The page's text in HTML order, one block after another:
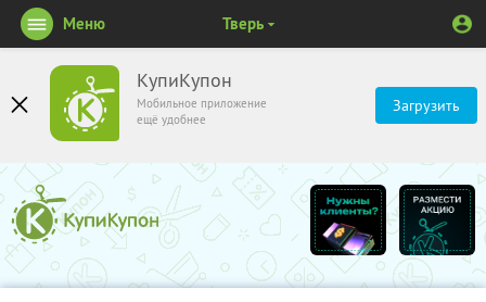
КупиКупон
Мобильное приложение
ещё удобнее
Загрузить
Меню Тверь